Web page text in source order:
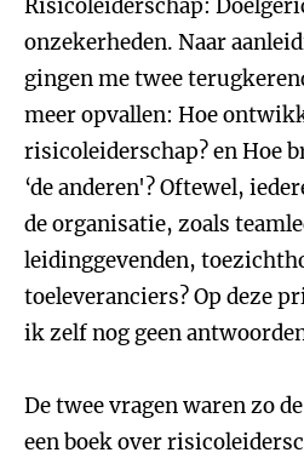
Risicoleiderschap:
onzekerheden. Naar
gingen me twee
meer opvallen: Hoe
risicoleiderschap? en Hoe
‘de anderen'? Oftewel,
de organisatie, zoals
leidinggevenden,
toeleveranciers? Op deze
ik zelf nog geen
De twee vragen waren zo
een boek over